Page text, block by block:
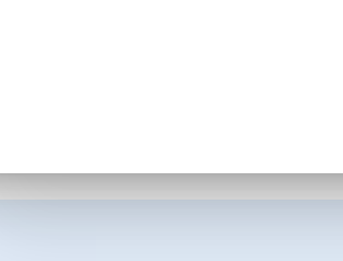
beleid